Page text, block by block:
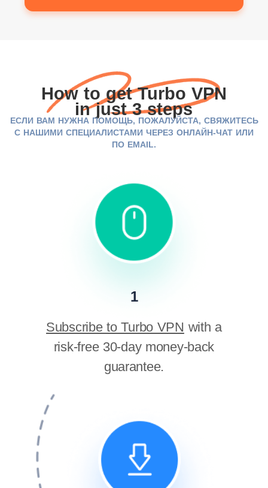
How to get Turbo VPN
in just 3 steps
ЕСЛИ ВАМ НУЖНА ПОМОЩЬ, ПОЖАЛУЙСТА, СВЯЖИТЕСЬ
С НАШИМИ СПЕЦИАЛИСТАМИ ЧЕРЕЗ ОНЛАЙН-ЧАТ ИЛИ
ПО EMAIL.
1
Subscribe to Turbo VPN with a
risk-free 30-day money-back
guarantee.